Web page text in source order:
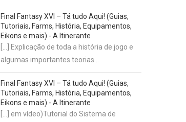
Final Fantasy XVI – Tá tudo Aqui! (Guias,
Tutoriais, Farms, História, Equipamentos,
Eikons e mais) - A Itinerante
[…] Explicação de toda a história de jogo e
algumas importantes teorias…
Final Fantasy XVI – Tá tudo Aqui! (Guias,
Tutoriais, Farms, História, Equipamentos,
Eikons e mais) - A Itinerante
[…] em vídeo)Tutorial do Sistema de